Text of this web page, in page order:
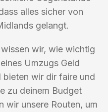
alles sicher von
gelangt.
wir, wie wichtig
Umzugs Geld
bieten wir dir faire und
zu deinem Budget
wir unsere Routen, um